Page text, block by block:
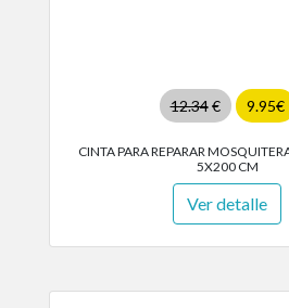
12.34€ 9.95€
CINTA PARA REPARAR
5X200 CM
Ver detalle